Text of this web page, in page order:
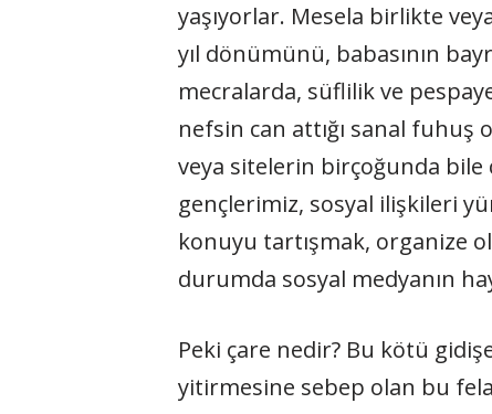
yaşıyorlar. Mesela birlikte
yıl dönümünü, babasının
mecralarda, süflilik ve
nefsin can attığı sanal fuhuş
veya sitelerin birçoğunda bile
gençlerimiz, sosyal ilişkileri
konuyu tartışmak, organize
durumda sosyal medyanın
Peki çare nedir? Bu kötü
yitirmesine sebep olan bu